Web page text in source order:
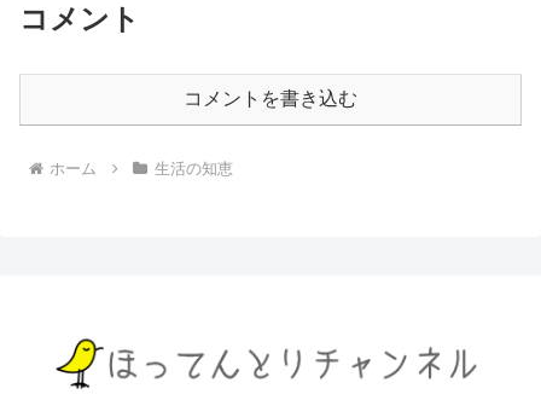
コメント
コメントを書き込む
ホーム 生活の知恵